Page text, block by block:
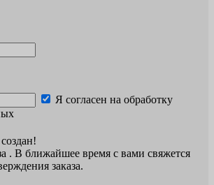
Я согласен на обработку
. В ближайшее время с вами свяжется
заказа.